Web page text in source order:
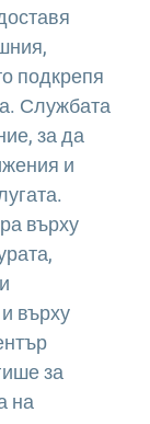
подкрепя
Службата
за да
и
върху
върху
за
на